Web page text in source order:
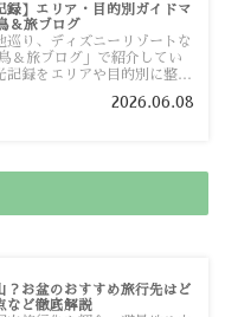
録】エリア・目的別ガイドマ
＆旅ブログ
巡り、ディズニーリゾートな
＆旅ブログ」で紹介してい
記録をエリアや目的別に整理
ムーズに見つけていただけま
2026.06.08
？お盆のおすすめ旅行先はど
など徹底解説